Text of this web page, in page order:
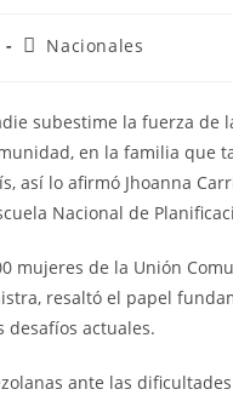
Nacionales
subestime la fuerza de
en la familia que
así lo afirmó Jhoanna
Nacional de
de la Unión
resaltó el papel
actuales.
ante las